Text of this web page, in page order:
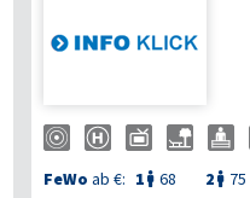
FeWo ab €: 1  68 2  75